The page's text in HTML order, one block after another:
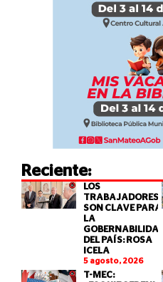
Reciente:
LOS
TRABAJADORES
SON CLAVE PARA
LA
GOBERNABILIDAD
DEL PAÍS: ROSA
ICELA
5 agosto, 2026
T-MEC: